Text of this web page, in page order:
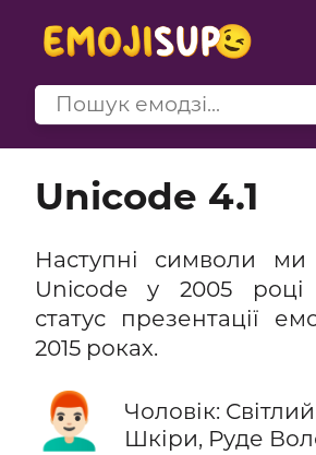
Unicode 4.1
Наступні символи
Unicode у 2005
статус презентації
2015 роках.
👨🏻‍🦰
Чоловік:
Шкіри, Руде